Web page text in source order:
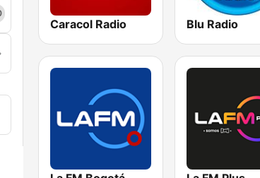
Caracol Radio Blu Radio